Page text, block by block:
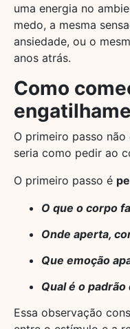
uma energia no
medo, a mesma
ansiedade, ou o
anos atrás.
Como
O primeiro passo não
seria como pedir ao
O primeiro passo é
O que o corpo
Onde aperta,
Que emoção
Qual é o
Essa observação